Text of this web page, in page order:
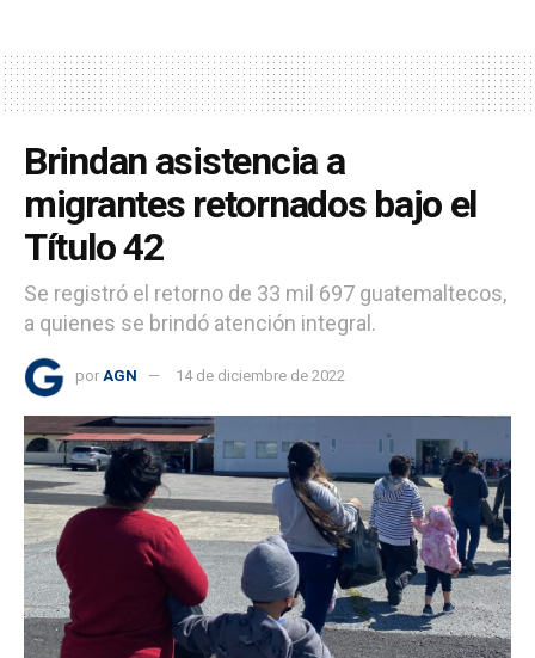
Brindan asistencia a
migrantes retornados bajo el
Título 42
Se registró el retorno de 33 mil 697 guatemaltecos,
a quienes se brindó atención integral.
por AGN 14 de diciembre de 2022